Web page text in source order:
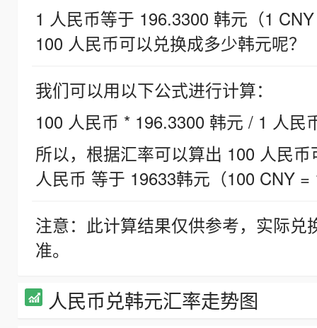
1 人民币等于 196.3300 韩元（1
100 人民币可以兑换成多少韩元呢？
我们可以用以下公式进行计算：
100 人民币 * 196.3300 韩元 / 1 人民
所以，根据汇率可以算出 100 人民
人民币 等于 19633韩元（100 CNY =
注意：此计算结果仅供参考，实际
准。
人民币兑韩元汇率走势图